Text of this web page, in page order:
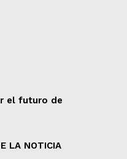
el futuro de
LA NOTICIA